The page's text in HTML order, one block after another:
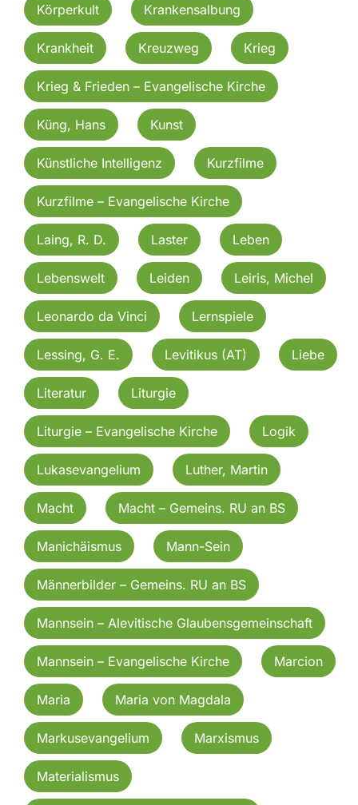
Körperkult Krankensalbung
Krankheit Kreuzweg Krieg
Krieg & Frieden – Evangelische Kirche
Küng, Hans Kunst
Künstliche Intelligenz Kurzfilme
Kurzfilme – Evangelische Kirche
Laing, R. D. Laster Leben
Lebenswelt Leiden Leiris, Michel
Leonardo da Vinci Lernspiele
Lessing, G. E. Levitikus (AT) Liebe
Literatur Liturgie
Liturgie – Evangelische Kirche Logik
Lukasevangelium Luther, Martin
Macht Macht – Gemeins. RU an BS
Manichäismus Mann-Sein
Männerbilder – Gemeins. RU an BS
Mannsein – Alevitische Glaubensgemeinschaft
Mannsein – Evangelische Kirche Marcion
Maria Maria von Magdala
Markusevangelium Marxismus
Materialismus